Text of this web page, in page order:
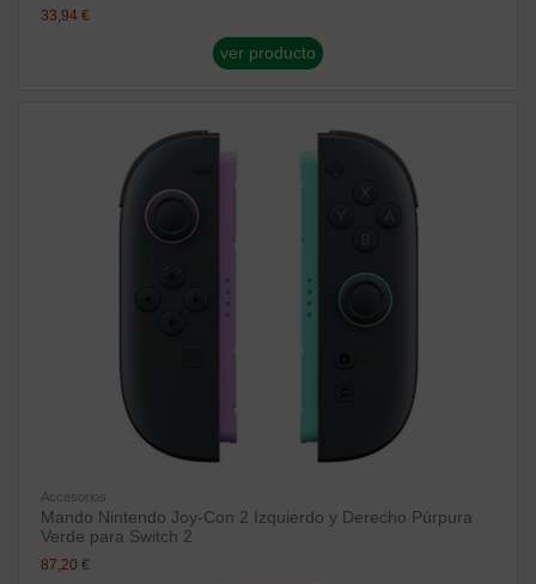
33,94 €
ver producto
Accesorios
Mando Nintendo Joy-Con 2 Izquierdo y Derecho Púrpura
Verde para Switch 2
87,20 €